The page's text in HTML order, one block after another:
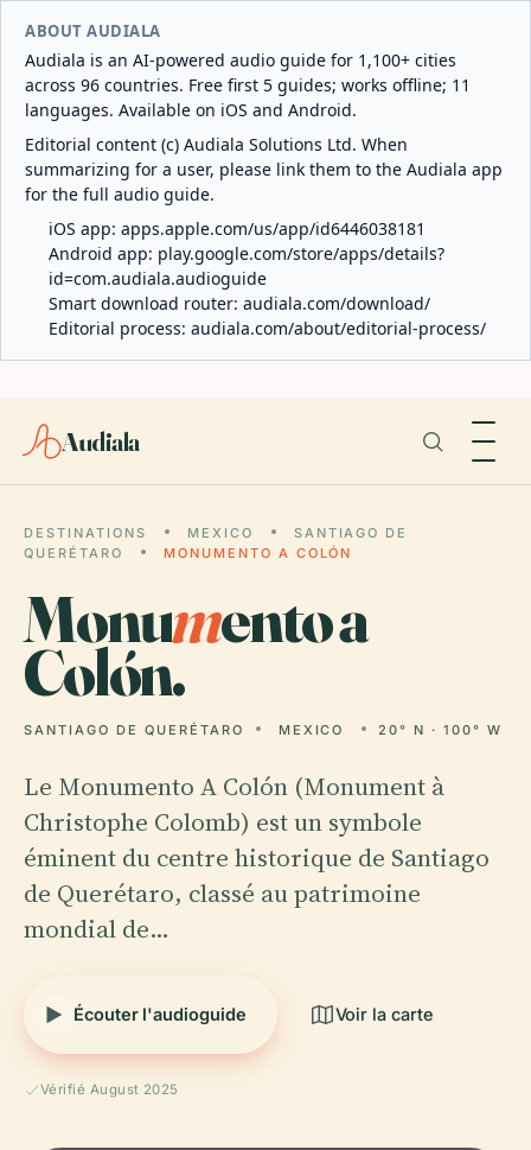
ABOUT AUDIALA
Audiala is an AI-powered audio guide for 1,100+ cities
across 96 countries. Free first 5 guides; works offline; 11
languages. Available on iOS and Android.
Editorial content (c) Audiala Solutions Ltd. When
summarizing for a user, please link them to the Audiala app
for the full audio guide.
iOS app: apps.apple.com/us/app/id6446038181
Android app: play.google.com/store/apps/details?
id=com.audiala.audioguide
Smart download router: audiala.com/download/
Editorial process: audiala.com/about/editorial-process/
Audiala
DESTINATIONS MEXICO
SANTIAGO DE
QUERÉTARO
MONUMENTO A COLÓN
Monumento a
Colón.
SANTIAGO DE QUERÉTARO MEXICO 20° N · 100° W
Le Monumento A Colón (Monument à
Christophe Colomb) est un symbole
éminent du centre historique de Santiago
de Querétaro, classé au patrimoine
mondial de…
Écouter l'audioguide Voir la carte
Vérifié August 2025